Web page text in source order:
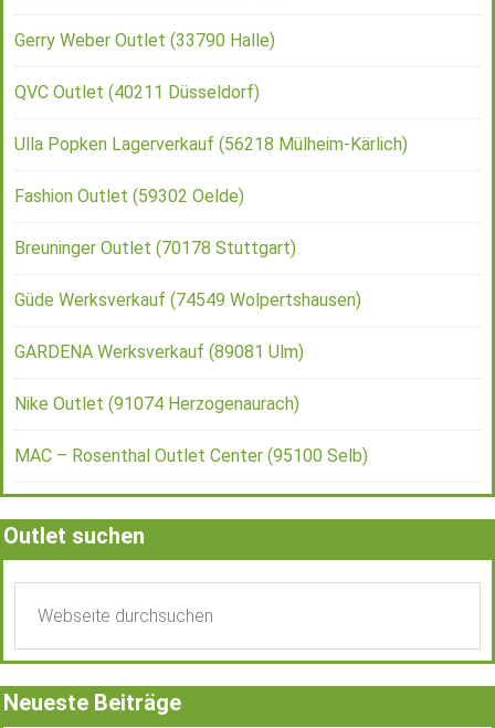
Gerry Weber Outlet (33790 Halle)
QVC Outlet (40211 Düsseldorf)
Ulla Popken Lagerverkauf (56218 Mülheim-Kärlich)
Fashion Outlet (59302 Oelde)
Breuninger Outlet (70178 Stuttgart)
Güde Werksverkauf (74549 Wolpertshausen)
GARDENA Werksverkauf (89081 Ulm)
Nike Outlet (91074 Herzogenaurach)
MAC – Rosenthal Outlet Center (95100 Selb)
Outlet suchen
Neueste Beiträge